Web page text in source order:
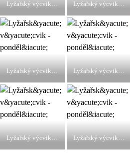
Lyžařský výcvik - pondělí Lyžařský výcvik - pondělí
Lyžařský výcvik - pondělí Lyžařský výcvik - pondělí
Lyžařský výcvik - pondělí Lyžařský výcvik - pondělí